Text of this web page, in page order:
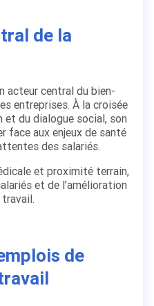
de la
acteur central du bien-
entreprises. À la croisée
et du dialogue social, son
face aux enjeux de santé
des salariés.
et proximité terrain,
et de l’amélioration
de